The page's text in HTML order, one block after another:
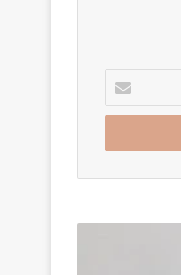
Enter
your
Email